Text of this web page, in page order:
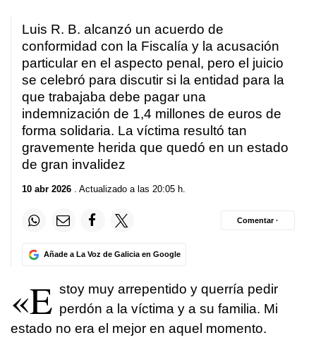
Luis R. B. alcanzó un acuerdo de
conformidad con la Fiscalía y la acusación
particular en el aspecto penal, pero el juicio
se celebró para discutir si la entidad para la
que trabajaba debe pagar una
indemnización de 1,4 millones de euros de
forma solidaria. La víctima resultó tan
gravemente herida que quedó en un estado
de gran invalidez
10 abr 2026 . Actualizado a las 20:05 h.
Añade a La Voz de Galicia en Google
Comentar ·
«E stoy muy arrepentido y querría pedir
perdón a la víctima y a su familia. Mi
estado no era el mejor en aquel momento.